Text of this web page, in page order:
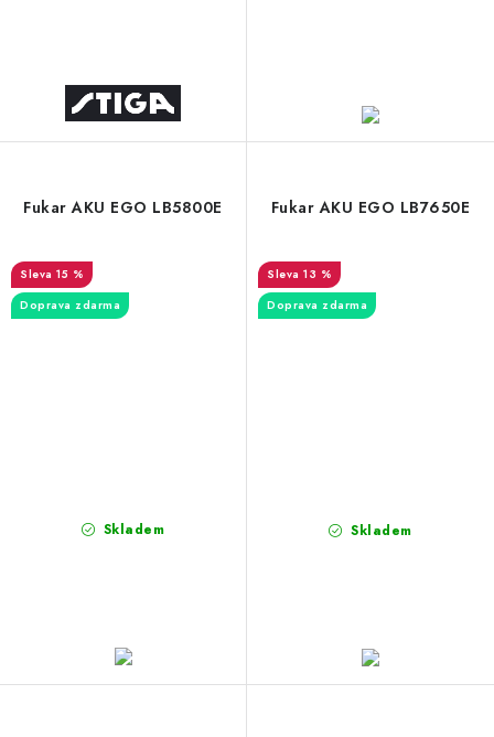
Fukar AKU EGO LB5800E
15 %
Doprava zdarma
Skladem
Fukar AKU EGO LB7650E
13 %
Doprava zdarma
Skladem